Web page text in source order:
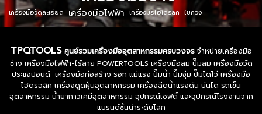
เครื่องมือวัดละเอียด เครื่องมือไฟฟ้า เครื่องมือไฮโดรลิค ไขควง
TPQTOOLS ศูนย์รวมเครื่องมืออุตสาหกรรมครบวงจรจำหน่ายเครื่องมือ
ช่าง เครื่องมือไฟฟ้า-ไร้สาย POWERTOOLS เครื่องมือลม ปั๊มลม เครื่องมือวัด
ประแจปอนด์ เครื่องมือก่อสร้าง รอก แม่แรง ปั๊มน้ำ ปั๊มจุ่ม ปั๊มไดโว่ เครื่องมือ
ไฮดรอลิค เครื่องดูดฝุ่นอุตสาหกรรม เครื่องฉีดน้ำแรงดัน บันได รถเข็น
อุตสาหกรรม น้ำยากาวเคมีอุตสาหกรรม อุปกรณ์เซฟตี้ และอุปกรณ์โรงงานจาก
แบรนด์ชั้นนำระดับโลก